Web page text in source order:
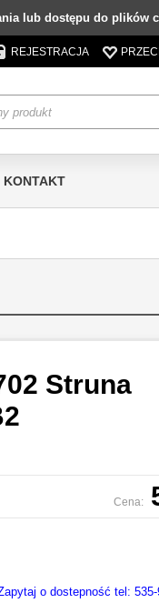
lub dostępu do plików
REJESTRACJA
KONTAKT
Struna
Cena:
o dostepność tel: 535-